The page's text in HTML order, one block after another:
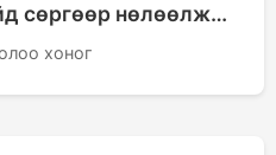
сөргөөр нөлөөлж
хоног